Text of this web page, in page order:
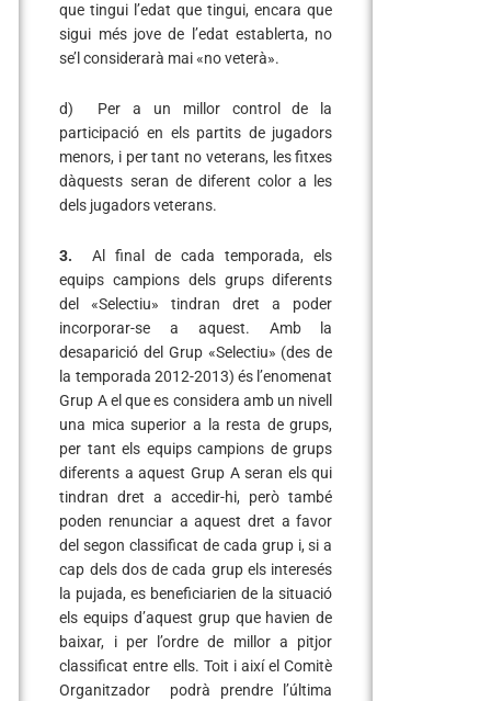
que tingui l’edat que tingui, encara que
sigui més jove de l’edat establerta, no
se’l considerarà mai «no veterà».
d) Per a un millor control de la
participació en els partits de jugadors
menors, i per tant no veterans, les fitxes
dàquests seran de diferent color a les
dels jugadors veterans.
3. Al final de cada temporada, els
equips campions dels grups diferents
del «Selectiu» tindran dret a poder
incorporar-se a aquest. Amb la
desaparició del Grup «Selectiu» (des de
la temporada 2012-2013) és l’enomenat
Grup A el que es considera amb un nivell
una mica superior a la resta de grups,
per tant els equips campions de grups
diferents a aquest Grup A seran els qui
tindran dret a accedir-hi, però també
poden renunciar a aquest dret a favor
del segon classificat de cada grup i, si a
cap dels dos de cada grup els interesés
la pujada, es beneficiarien de la situació
els equips d’aquest grup que havien de
baixar, i per l’ordre de millor a pitjor
classificat entre ells. Toit i així el Comitè
Organitzador podrà prendre l’última